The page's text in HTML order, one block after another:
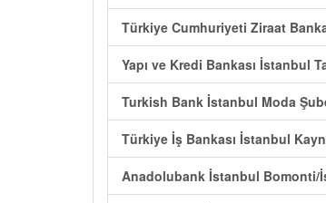
Türkiye Cumhuriyeti Ziraat
Yapı ve Kredi Bankası İstanbul
Turkish Bank İstanbul Moda
Türkiye İş Bankası İstanbul
Anadolubank İstanbul Bomonti/